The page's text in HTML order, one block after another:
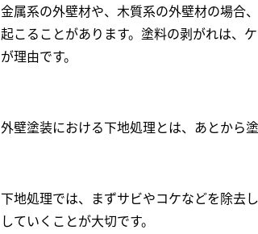
金属系の外壁材や、木質系の外壁材の場合
起こることがあります。塗料の剥がれは、
が理由です。
外壁塗装における下地処理とは、あとから
下地処理では、まずサビやコケなどを除去
していくことが大切です。